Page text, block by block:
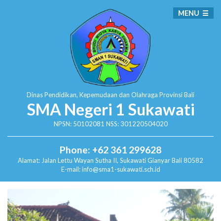
Dinas Pendidikan, Kepemudaan dan Olahraga Provinsi Bali
SMA Negeri 1 Sukawati
NPSN: 50102081 NSS: 301220504020
Phone: +62 361 299628
Alamat: Jalan Lettu Wayan Sutha II, SukawatiGianyar Bali 80582
E-mail: info@sma1-sukawati.sch.id
MENU